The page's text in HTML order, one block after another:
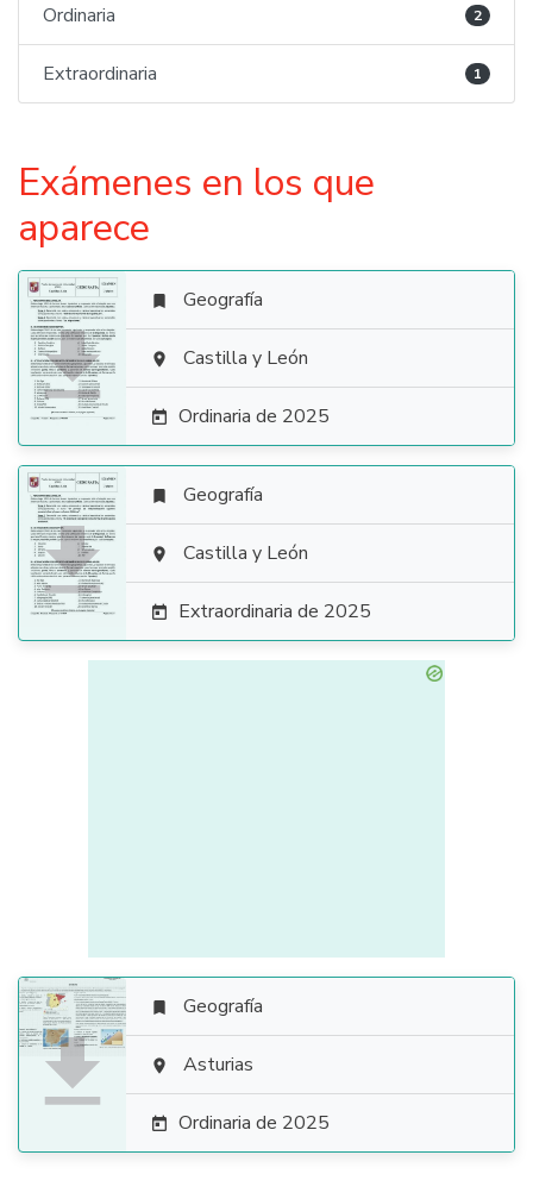
Ordinaria 2
Extraordinaria 1
Exámenes en los que
aparece

 Geografía
 Castilla y León
 Ordinaria de 2025

 Geografía
 Castilla y León
 Extraordinaria de 2025

 Geografía
 Asturias
 Ordinaria de 2025